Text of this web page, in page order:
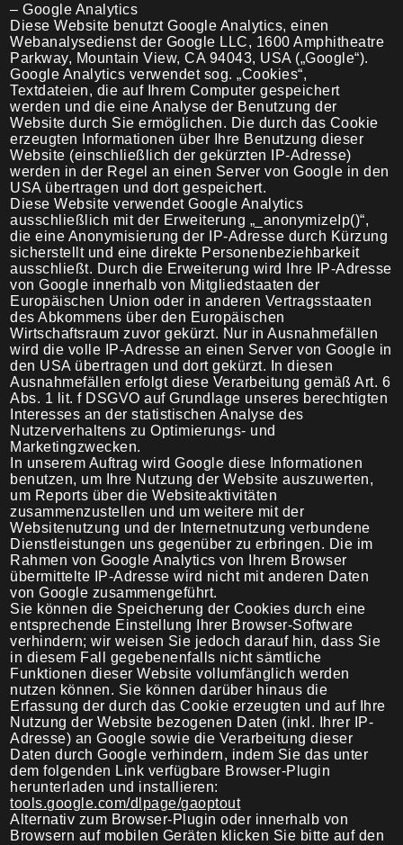
– Google Analytics
Diese Website benutzt Google Analytics, einen
Webanalysedienst der Google LLC, 1600 Amphitheatre
Parkway, Mountain View, CA 94043, USA („Google“).
Google Analytics verwendet sog. „Cookies“,
Textdateien, die auf Ihrem Computer gespeichert
werden und die eine Analyse der Benutzung der
Website durch Sie ermöglichen. Die durch das Cookie
erzeugten Informationen über Ihre Benutzung dieser
Website (einschließlich der gekürzten IP-Adresse)
werden in der Regel an einen Server von Google in den
USA übertragen und dort gespeichert.
Diese Website verwendet Google Analytics
ausschließlich mit der Erweiterung „_anonymizeIp()“,
die eine Anonymisierung der IP-Adresse durch Kürzung
sicherstellt und eine direkte Personenbeziehbarkeit
ausschließt. Durch die Erweiterung wird Ihre IP-Adresse
von Google innerhalb von Mitgliedstaaten der
Europäischen Union oder in anderen Vertragsstaaten
des Abkommens über den Europäischen
Wirtschaftsraum zuvor gekürzt. Nur in Ausnahmefällen
wird die volle IP-Adresse an einen Server von Google in
den USA übertragen und dort gekürzt. In diesen
Ausnahmefällen erfolgt diese Verarbeitung gemäß Art. 6
Abs. 1 lit. f DSGVO auf Grundlage unseres berechtigten
Interesses an der statistischen Analyse des
Nutzerverhaltens zu Optimierungs- und
Marketingzwecken.
In unserem Auftrag wird Google diese Informationen
benutzen, um Ihre Nutzung der Website auszuwerten,
um Reports über die Websiteaktivitäten
zusammenzustellen und um weitere mit der
Websitenutzung und der Internetnutzung verbundene
Dienstleistungen uns gegenüber zu erbringen. Die im
Rahmen von Google Analytics von Ihrem Browser
übermittelte IP-Adresse wird nicht mit anderen Daten
von Google zusammengeführt.
Sie können die Speicherung der Cookies durch eine
entsprechende Einstellung Ihrer Browser-Software
verhindern; wir weisen Sie jedoch darauf hin, dass Sie
in diesem Fall gegebenenfalls nicht sämtliche
Funktionen dieser Website vollumfänglich werden
nutzen können. Sie können darüber hinaus die
Erfassung der durch das Cookie erzeugten und auf Ihre
Nutzung der Website bezogenen Daten (inkl. Ihrer IP-
Adresse) an Google sowie die Verarbeitung dieser
Daten durch Google verhindern, indem Sie das unter
dem folgenden Link verfügbare Browser-Plugin
herunterladen und installieren:
tools.google.com/dlpage/gaoptout
Alternativ zum Browser-Plugin oder innerhalb von
Browsern auf mobilen Geräten klicken Sie bitte auf den